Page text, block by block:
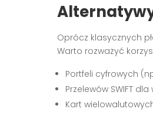
Oprócz klasycznych
Warto rozważyć
Portfeli cyfrowych
Przelewów SWIFT
Kart